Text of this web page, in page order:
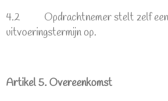
4.2 Opdrachtnemer stelt zelf een
uitvoeringstermijn op.
Artikel 5. Overeenkomst